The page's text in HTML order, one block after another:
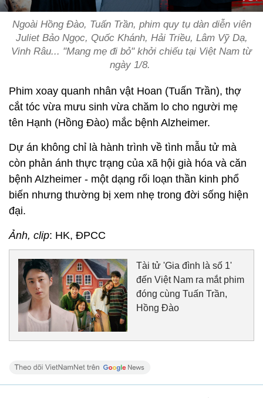
Ngoài Hồng Đào, Tuấn Trần, phim quy tụ dàn diễn viên
Juliet Bảo Ngọc, Quốc Khánh, Hải Triều, Lâm Vỹ Dạ,
Vinh Râu... "Mang mẹ đi bỏ" khởi chiếu tại Việt Nam từ
ngày 1/8.
Phim xoay quanh nhân vật Hoan (Tuấn Trần), thợ
cắt tóc vừa mưu sinh vừa chăm lo cho người mẹ
tên Hạnh (Hồng Đào) mắc bệnh Alzheimer.
Dự án không chỉ là hành trình về tình mẫu tử mà
còn phản ánh thực trạng của xã hội già hóa và căn
bệnh Alzheimer - một dạng rối loạn thần kinh phổ
biến nhưng thường bị xem nhẹ trong đời sống hiện
đại.
Ảnh, clip: HK, ĐPCC
Tài tử 'Gia đình là số 1'
đến Việt Nam ra mắt phim
đóng cùng Tuấn Trần,
Hồng Đào